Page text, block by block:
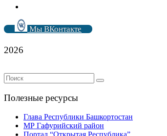
Мы ВКонтакте
2026
Полезные ресурсы
Глава Республики Башкортостан
МР Гафурийский район
Портал “Открытая Республика”